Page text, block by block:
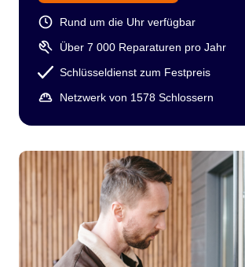
Rund um die Uhr verfügbar
Über 7 000 Reparaturen pro Jahr
Schlüsseldienst zum Festpreis
Netzwerk von 1578 Schlossern